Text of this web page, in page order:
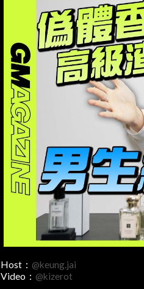
Host： @keung.jai
Video： @kizerot